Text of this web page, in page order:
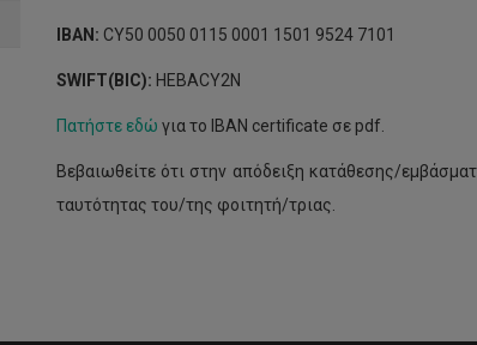
IBAN: CY50 0050 0115 0001 1501 9524 7101
SWIFT(BIC): HEBACY2N
Πατήστε εδώ για το IBAN certificate σε pdf.
Βεβαιωθείτε ότι στην απόδειξη κατάθεσης/
ταυτότητας του/της φοιτητή/τριας.